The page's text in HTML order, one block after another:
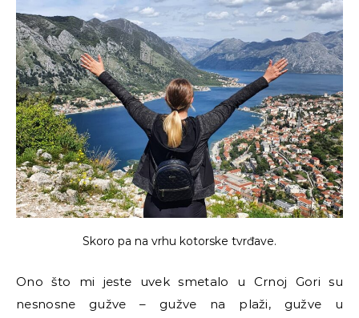
Skoro pa na vrhu kotorske tvrđave.
Ono što mi jeste uvek smetalo u Crnoj Gori su
nesnosne gužve – gužve na plaži, gužve u